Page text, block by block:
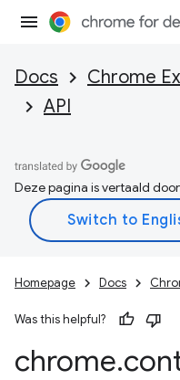
Docs Chrome
API
Deze pagina is vertaald
Homepage Docs
Was this helpful?
chrome.